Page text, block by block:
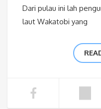
Dari pulau ini lah
laut Wakatobi yang